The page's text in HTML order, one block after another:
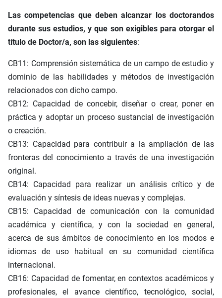
Las competencias que deben alcanzar los doctorandos
durante sus estudios, y que son exigibles para otorgar el
título de Doctor/a, son las siguientes:
CB11: Comprensión sistemática de un campo de estudio y
dominio de las habilidades y métodos de investigación
relacionados con dicho campo.
CB12: Capacidad de concebir, diseñar o crear, poner en
práctica y adoptar un proceso sustancial de investigación
o creación.
CB13: Capacidad para contribuir a la ampliación de las
fronteras del conocimiento a través de una investigación
original.
CB14: Capacidad para realizar un análisis crítico y de
evaluación y síntesis de ideas nuevas y complejas.
CB15: Capacidad de comunicación con la comunidad
académica y científica, y con la sociedad en general,
acerca de sus ámbitos de conocimiento en los modos e
idiomas de uso habitual en su comunidad científica
internacional.
CB16: Capacidad de fomentar, en contextos académicos y
profesionales, el avance científico, tecnológico, social,